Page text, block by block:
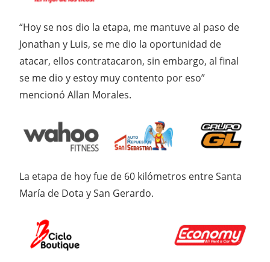
“Hoy se nos dio la etapa, me mantuve al paso de
Jonathan y Luis, se me dio la oportunidad de
atacar, ellos contratacaron, sin embargo, al final
se me dio y estoy muy contento por eso”
mencionó Allan Morales.
La etapa de hoy fue de 60 kilómetros entre Santa
María de Dota y San Gerardo.